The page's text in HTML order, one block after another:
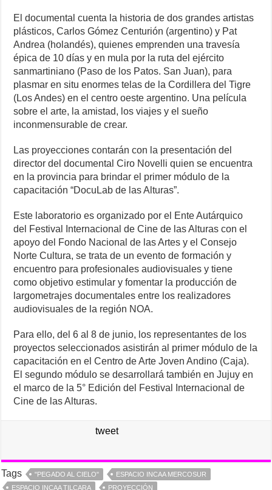
o
k
p
er
k
El documental cuenta la historia de dos grandes artistas
plásticos, Carlos Gómez Centurión (argentino) y Pat
Andrea (holandés), quienes emprenden una travesía
épica de 10 días y en mula por la ruta del ejército
sanmartiniano (Paso de los Patos. San Juan), para
plasmar en situ enormes telas de la Cordillera del Tigre
(Los Andes) en el centro oeste argentino. Una película
sobre el arte, la amistad, los viajes y el sueño
inconmensurable de crear.
Las proyecciones contarán con la presentación del
director del documental Ciro Novelli quien se encuentra
en la provincia para brindar el primer módulo de la
capacitación “DocuLab de las Alturas”.
Este laboratorio es organizado por el Ente Autárquico
del Festival Internacional de Cine de las Alturas con el
apoyo del Fondo Nacional de las Artes y el Consejo
Norte Cultura, se trata de un evento de formación y
encuentro para profesionales audiovisuales y tiene
como objetivo estimular y fomentar la producción de
largometrajes documentales entre los realizadores
audiovisuales de la región NOA.
Para ello, del 6 al 8 de junio, los representantes de los
proyectos seleccionados asistirán al primer módulo de la
capacitación en el Centro de Arte Joven Andino (Caja).
El segundo módulo se desarrollará también en Jujuy en
el marco de la 5° Edición del Festival Internacional de
Cine de las Alturas.
tweet
Tags "PEGADO AL CIELO"
ESPACIO INCAA MERCOSUR
ESPACIO INCAA TILCARA
PROYECCIÓN